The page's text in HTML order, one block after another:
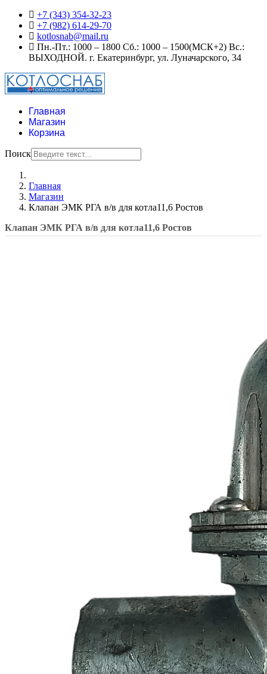
+7 (343) 354-32-23
+7 (982) 614-29-70
kotlosnab@mail.ru
Пн.-Пт.: 1000 – 1800 Сб.: 1000 – 1500(МСК+2) Вс.:
ВЫХОДНОЙ. г. Екатеринбург, ул. Луначарского, 34
Главная
Магазин
Корзина
Поиск
Главная
Магазин
Клапан ЭМК РГА в/в для котла11,6 Ростов
Клапан ЭМК РГА в/в для котла11,6 Ростов